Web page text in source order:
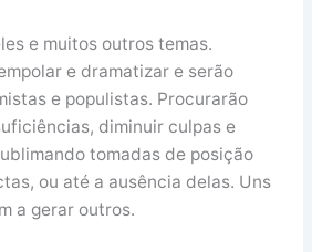
e muitos outros temas.
e dramatizar e serão
e populistas. Procurarão
diminuir culpas e
tomadas de posição
ou até a ausência delas. Uns
a gerar outros.